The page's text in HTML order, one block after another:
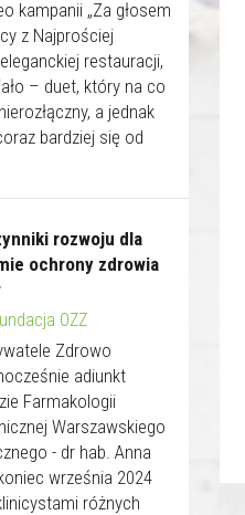
kampanii „Za głosem
z Najprościej
restauracji,
– duet, który na co
a jednak
bardziej się od
rozwoju dla
ochrony zdrowia
OZZ
Zdrowo
adiunkt
Farmakologii
Warszawskiego
- dr hab. Anna
września 2024
różnych